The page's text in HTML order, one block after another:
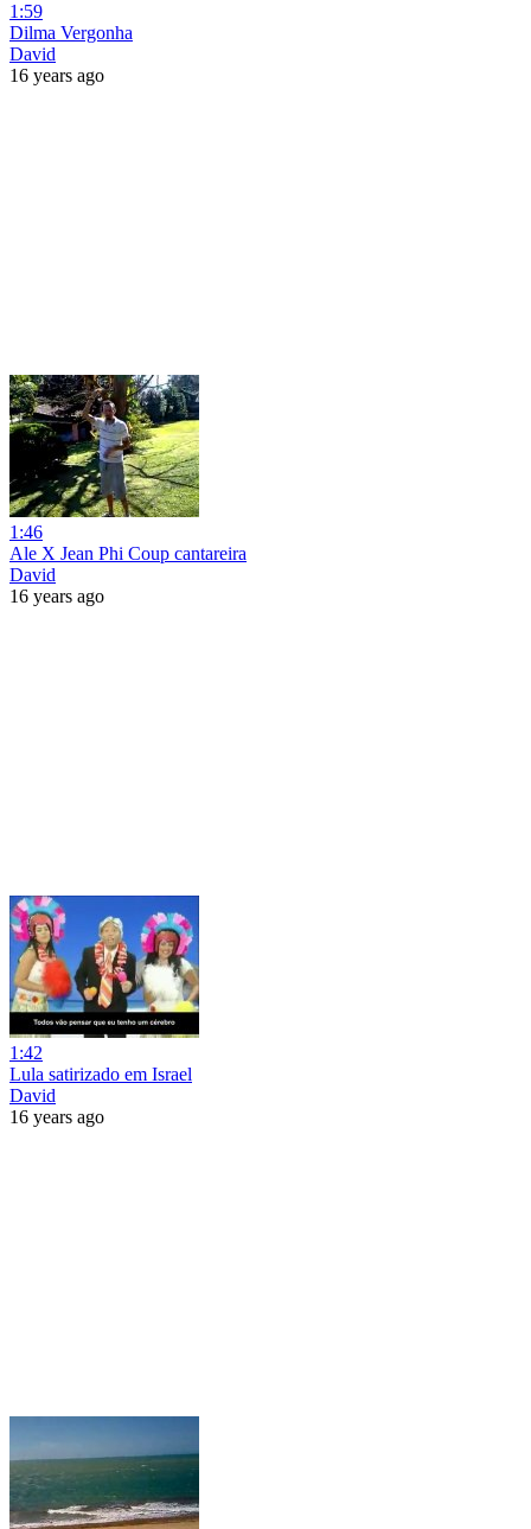
1:59
Dilma Vergonha
David
16 years ago
1:46
Ale X Jean Phi Coup cantareira
David
16 years ago
1:42
Lula satirizado em Israel
David
16 years ago